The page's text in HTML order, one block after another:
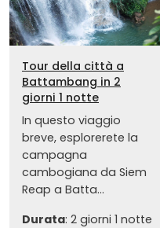
Tour della città a
Battambang in 2
giorni 1 notte
In questo viaggio
breve, esplorerete la
campagna
cambogiana da Siem
Reap a Batta...
Durata: 2 giorni 1 notte